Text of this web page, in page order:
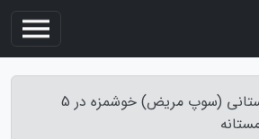
طرز تهیه سوپ بیمارستانی (سوپ مریض) خوشمزه در 5